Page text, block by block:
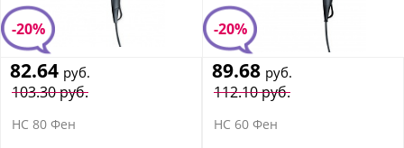
-20%
103.30 руб.
82.64 руб.
HC 80 Фен
-20%
112.10 руб.
89.68 руб.
HC 60 Фен